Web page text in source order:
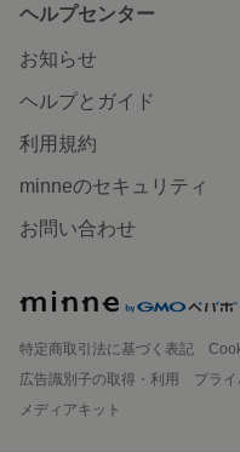
ヘルプセンター
お知らせ
ヘルプとガイド
利用規約
minneのセキュリティ
お問い合わせ
特定商取引法に基づく表記
広告識別子の取得・利用
プラ
メディアキット